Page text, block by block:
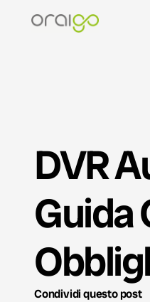
DVR
Guida
Condividi questo post